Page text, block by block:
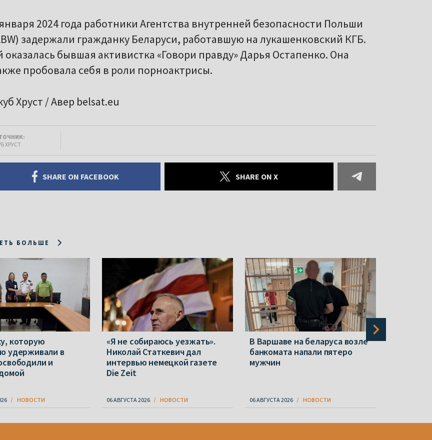
2024 года работники Агентства внутренней безопасности Польши
задержали гражданку Беларуси, работавшую на лукашенковский КГБ.
оказалась бывшая активистка «Говори правду» Дарья Остапенко. Она
пробовала себя в роли порноактрисы.
Хруст / Авер belsat.eu
ХРУСТ
SHARE ON FACEBOOK SHARE ON X
БОЛЬШЕ
которую
удерживали в
и
НОВОСТИ
«Я не собираюсь уезжать».
Николай Статкевич дал
интервью немецкой газете
Die Zeit
06 АВГУСТА 2026 НОВОСТИ
В Варшаве на беларуса возле
банкомата напали пятеро
мужчин
06 АВГУСТА 2026 НОВОСТИ